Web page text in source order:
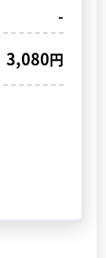
-
3,080円